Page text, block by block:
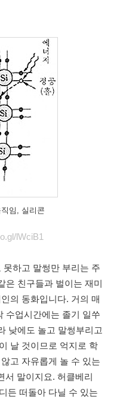
임, 실리콘
lWciB1
못하고 말썽만 부리는 주
은 친구들과 벌이는 재미
의 동화입니다. 거의 매
수업시간에는 졸기 일쑤
낮에도 놀고 말썽부리고
날 것이므로 억지로 학
고 자유롭게 놀 수 있는
서 말이지요. 허클베리
든 떠돌아 다닐 수 있는